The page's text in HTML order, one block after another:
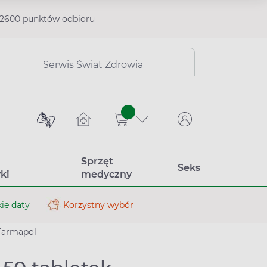
2600 punktów odbioru
Serwis Świat Zdrowia
sztuk
Sprzęt
medyczny
Seks
daty Korzystny wybór